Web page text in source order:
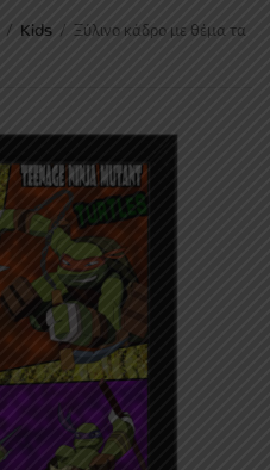
/ Kids / Ξύλινο κάδρο με θέμα τα